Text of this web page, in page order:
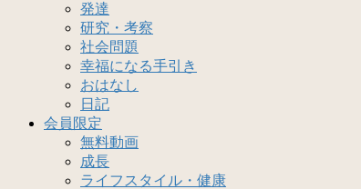
発達
研究・考察
社会問題
幸福になる手引き
おはなし
日記
会員限定
無料動画
成長
ライフスタイル・健康